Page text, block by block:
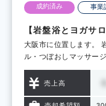
成約済み 事業
【岩盤浴とヨガサ
大阪市に位置します。
ル・つぼおしマッサー
売上高